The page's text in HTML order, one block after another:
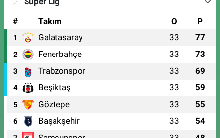
#
Takım O P
1 Galatasaray 33 77
2 Fenerbahçe 33 73
3 Trabzonspor 33 69
4 Beşiktaş 33 59
5 Göztepe 33 55
6 Başakşehir 33 54